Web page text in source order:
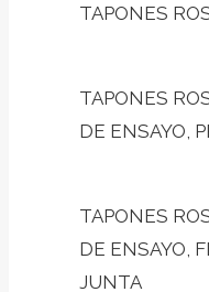
TAPONES
TAPONES
DE ENSAYO,
TAPONES
DE ENSAYO,
JUNTA